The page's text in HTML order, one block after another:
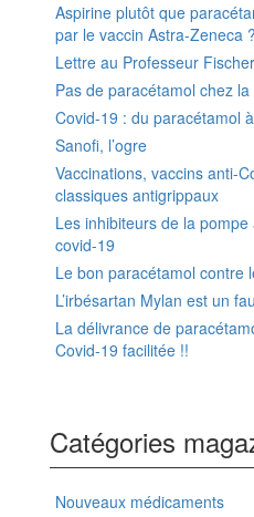
Aspirine plutôt que
par le vaccin Astra-Zeneca ?
Lettre au Professeur
Pas de paracétamol chez
Covid-19 : du paracétamol
Sanofi, l’ogre
Vaccinations, vaccins anti-
classiques antigrippaux
Les inhibiteurs de la
covid-19
Le bon paracétamol contre
L’irbésartan Mylan est un
La délivrance de
Covid-19 facilitée !!
Catégories
Nouveaux médicaments